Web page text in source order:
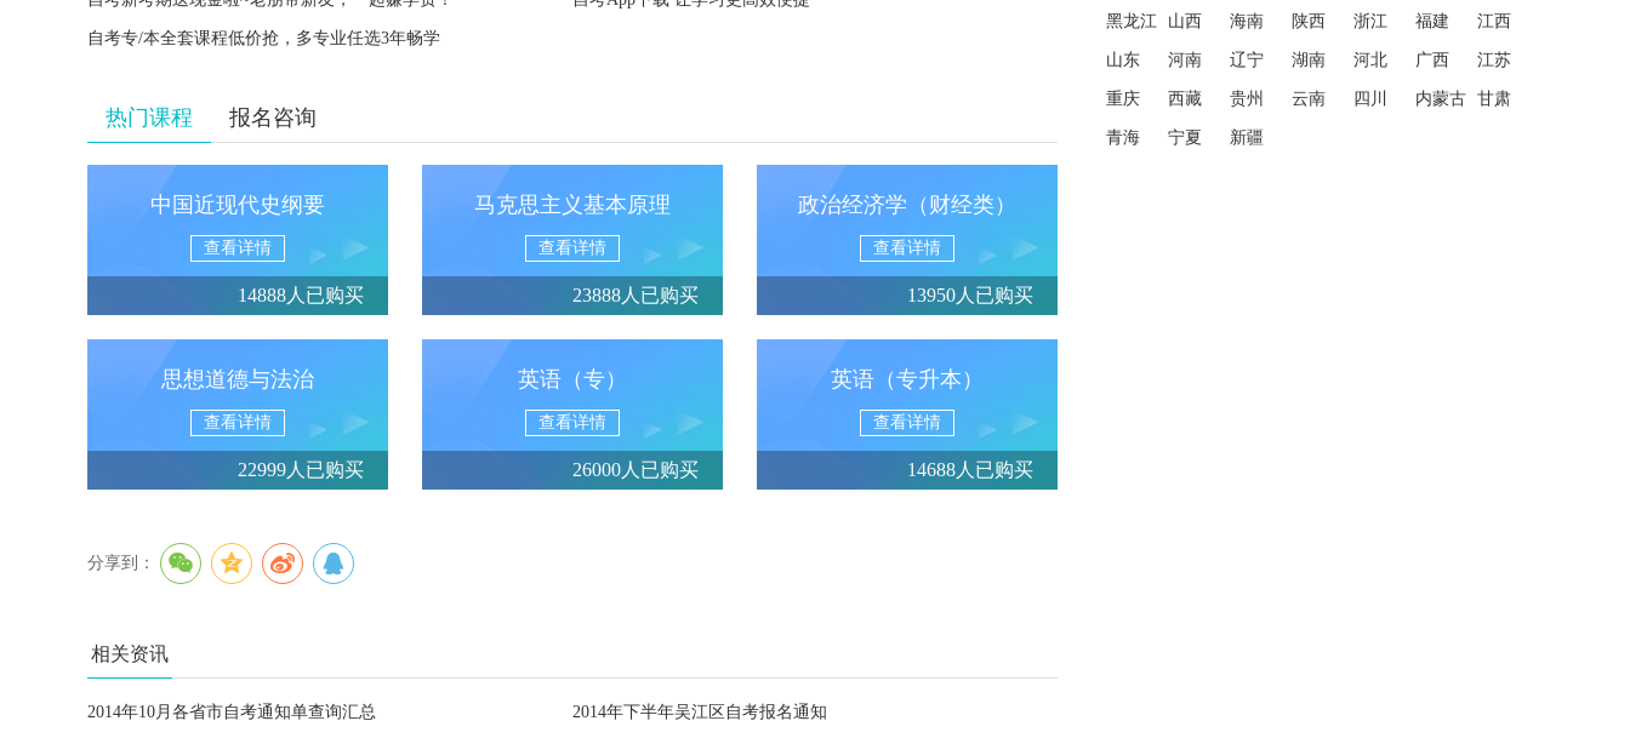
自考专/本全套课程低价抢，多专业任选3年畅学
热门课程 报名咨询
中国近现代史纲要
查看详情
14888人已购买
马克思主义基本原理
查看详情
23888人已购买
政治经济学（财经类）
查看详情
13950人已购买
思想道德与法治
查看详情
22999人已购买
英语（专）
查看详情
26000人已购买
英语（专升本）
查看详情
14688人已购买
分享到：
相关资讯
2014年10月各省市自考通知单查询汇总 2014年下半年吴江区自考报名通知
黑龙江 山西 海南 陕西 浙江 福建 江西
山东 河南 辽宁 湖南 河北 广西 江苏
重庆 西藏 贵州 云南 四川 内蒙古 甘肃
青海 宁夏 新疆